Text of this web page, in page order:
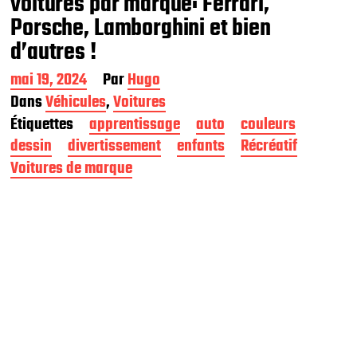
Porsche, Lamborghini et bien
d’autres !
D
a
t
e
d
e
p
mai 19, 2024 ParHugo
DansVéhicules,Voitures
Étiquettes
apprentissage auto
couleurs
dessin
divertissement enfants
Récréatif
Voitures de marque